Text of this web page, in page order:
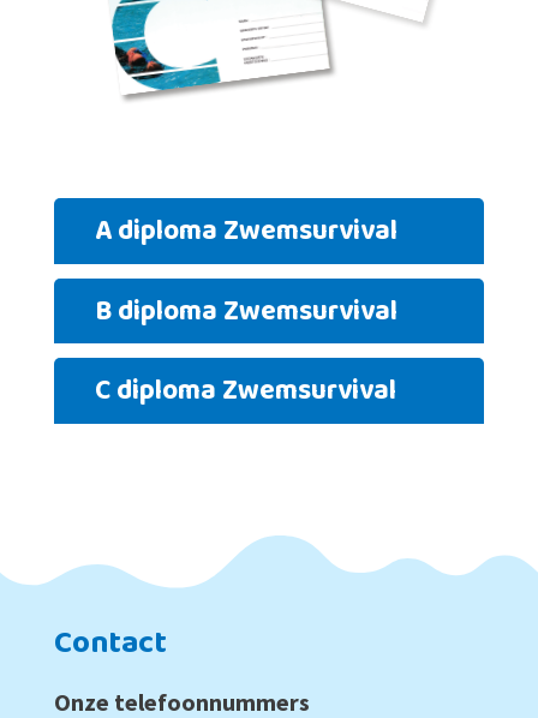
A diploma Zwemsurvival
B diploma Zwemsurvival
C diploma Zwemsurvival
Contact
Onze telefoonnummers